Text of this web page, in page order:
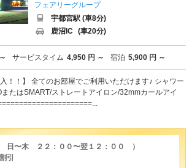
フェアリーグループ
宇都宮駅 (車8分)
鹿沼IC (車20分)
サービスタイム 4,950 円 ～ 宿泊 5,900 円 ～
！！】 全てのお部屋でご利用いただけます♪ シャワー
たはSMART/ストレートアイロン/32mmカールアイ
〜木 ２２：００〜翌１２：００ ）
引